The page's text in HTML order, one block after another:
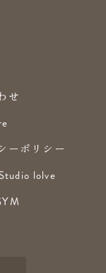
せ
ーポリシー
lolve